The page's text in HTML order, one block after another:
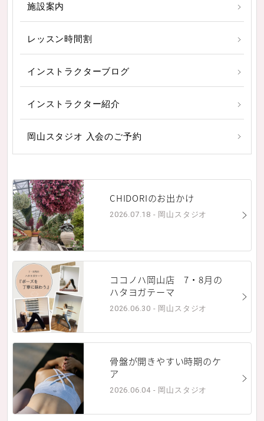
施設案内
レッスン時間割
インストラクターブログ
インストラクター紹介
岡山スタジオ 入会のご予約
CHIDORIのお出かけ
2026.07.18 - 岡山スタジオ
ココノハ岡山店 7・8月の
ハタヨガテーマ
2026.06.30 - 岡山スタジオ
骨盤が開きやすい時期のケ
ア
2026.06.04 - 岡山スタジオ